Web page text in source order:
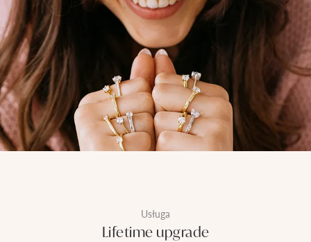
Usługa
Lifetime upgrade